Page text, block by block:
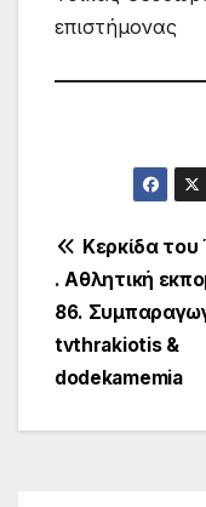
επιστήμονας
άρθρων
Κερκίδα
. Αθλητική
86.
tvthrakiotis &
dodekamemia